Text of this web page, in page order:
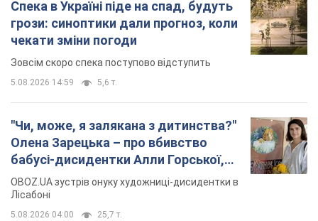
Спека в Україні піде на спад, будуть
грози: синоптики дали прогноз, коли
чекати зміни погоди
Зовсім скоро спека поступово відступить
5.08.2026 14:59 5,6 т.
"Чи, може, я залякана з дитинства?"
Олена Зарецька – про вбивство
бабусі-дисидентки Алли Горської,
критику Дмитра Стуса та втечу в
Португалію з 5 дітьми
OBOZ.UA зустрів онуку художниці-дисидентки в
Лісабоні
5.08.2026 04:00 25,7 т.